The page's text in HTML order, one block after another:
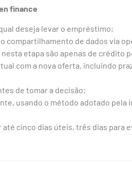
finance
deseja levar o empréstimo;
compartilhamento de dados via
etapa são apenas de crédito
com a nova oferta, incluindo
de tomar a decisão;
usando o método adotado pela
cinco dias úteis, três dias para